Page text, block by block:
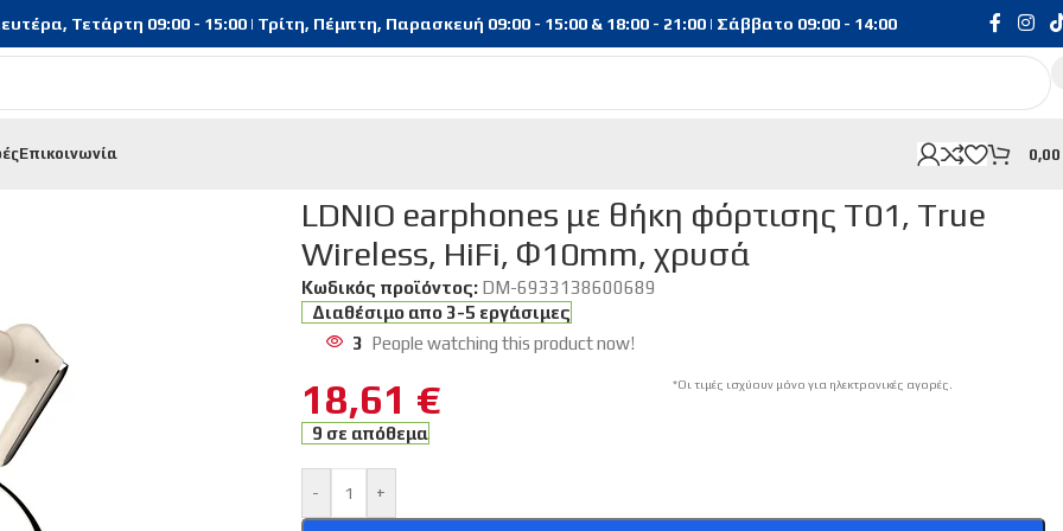
Τετάρτη 09:00 - 15:00 | Τρίτη, Πέμπτη, Παρασκευή 09:00 - 15:00 & 18:00 - 21:00 | Σάββατο 09:00 - 14:00
Επικοινωνία 0,00
LDNIO earphones με θήκη φόρτισης T01, True
Wireless, HiFi, Φ10mm, χρυσά
Κωδικός προϊόντος: DM-6933138600689
Διαθέσιμο απο 3-5 εργάσιμες
3 People watching this product now!
18,61 € *Οι τιμές ισχύουν μόνο για ηλεκτρονικές αγορές.
9 σε απόθεμα
- +